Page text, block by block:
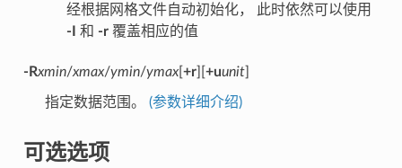
经根据网格文件自动初始化， 此时依然可以使用
-I
和 -r覆盖相应的值
-Rxmin/xmax/ymin/ymax[ +r][ +uunit]
指定数据范围。 (参数详细介绍)
可选选项